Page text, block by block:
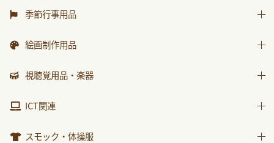
世界の昔話名作選
科学が好きになるおはなし
ｽｰﾊﾟｰﾜｲﾄﾞことばとかず
ｽｰﾊﾟｰﾜｲﾄﾞお話かずあそび
運動遊具
季節行事用品
運動会用品
包装紙・紙袋
絵画制作用品
画材
視聴覚用品・楽器
視聴覚用品
ICT関連
ICT関連
スモック・体操服